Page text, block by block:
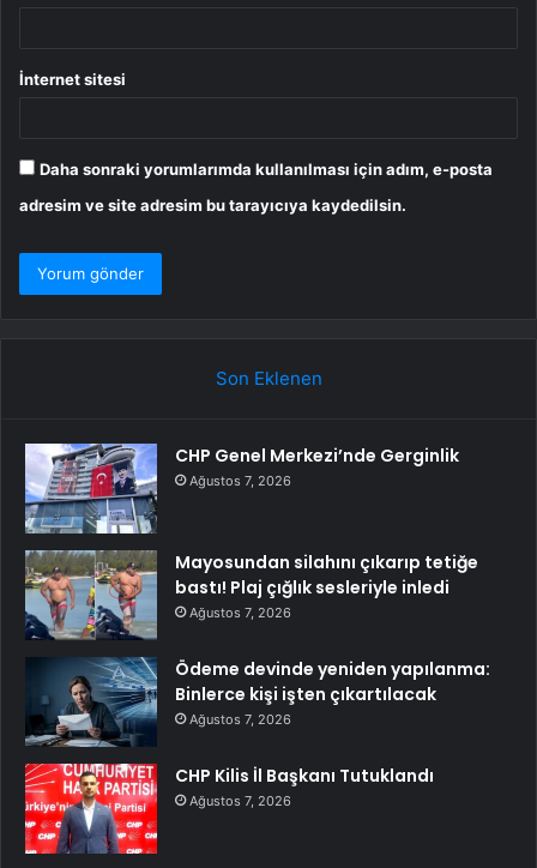
İnternet sitesi
Daha sonraki yorumlarımda kullanılması için adım, e-posta
adresim ve site adresim bu tarayıcıya kaydedilsin.
Son Eklenen
CHP Genel Merkezi’nde Gerginlik
Ağustos 7, 2026
Mayosundan silahını çıkarıp tetiğe
bastı! Plaj çığlık sesleriyle inledi
Ağustos 7, 2026
Ödeme devinde yeniden yapılanma:
Binlerce kişi işten çıkartılacak
Ağustos 7, 2026
CHP Kilis İl Başkanı Tutuklandı
Ağustos 7, 2026